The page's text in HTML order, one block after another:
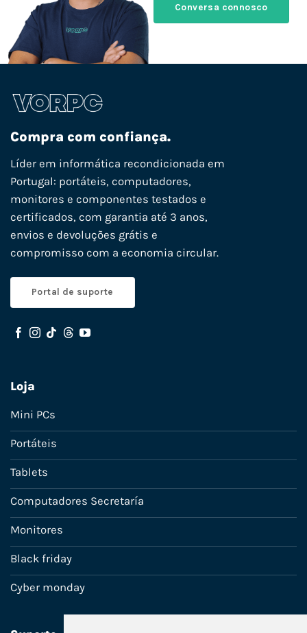
Conversa connosco
Compra com confiança.
Líder em informática recondicionada em
Portugal: portáteis, computadores,
monitores e componentes testados e
certificados, com garantia até 3 anos,
envios e devoluções grátis e
compromisso com a economia circular.
Portal de suporte
Loja
Mini PCs
Portáteis
Tablets
Computadores Secretaría
Monitores
Black friday
Cyber monday